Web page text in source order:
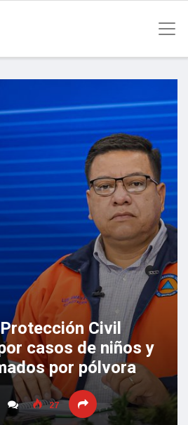
Civil
casos de niños y
por pólvora
27